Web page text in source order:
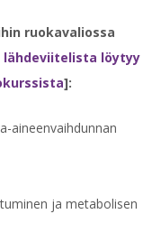
ruokavaliossa
lähdeviitelista löytyy
]:
aineenvaihdunnan
ja metabolisen